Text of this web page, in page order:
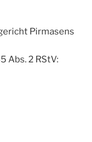
Pirmasens
Abs. 2 RStV: